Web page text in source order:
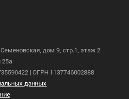
дом 9, стр.1, этаж 2
| ОГРН 1137746002888
данных